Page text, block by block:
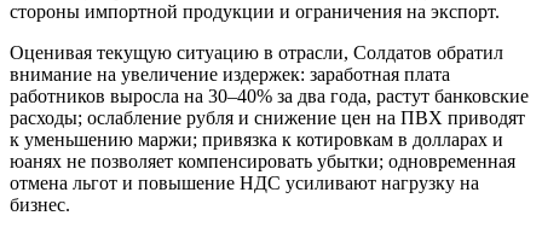
стороны импортной продукции и ограничения на экспорт.
Оценивая текущую ситуацию в отрасли, Солдатов обратил
внимание на увеличение издержек: заработная плата
работников выросла на 30–40% за два года, растут банковские
расходы; ослабление рубля и снижение цен на ПВХ приводят
к уменьшению маржи; привязка к котировкам в долларах и
юанях не позволяет компенсировать убытки; одновременная
отмена льгот и повышение НДС усиливают нагрузку на
бизнес.